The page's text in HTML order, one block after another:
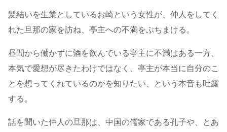
髪結いを生業としているお崎という女性が、仲人をしてく
れた旦那の家を訪ね、亭主への不満をぶちまける。
昼間から働かずに酒を飲んでいる亭主に不満はある一方、
本気で愛想が尽きたわけではなく、亭主が本当に自分のこ
とを想ってくれているのかを知りたい、という本音も吐露
する。
話を聞いた仲人の旦那は、中国の儒家である孔子や、とあ